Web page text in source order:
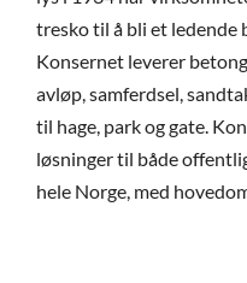
tresko til å bli et ledende
Konsernet leverer
avløp, samferdsel,
til hage, park og gate.
løsninger til både
hele Norge, med